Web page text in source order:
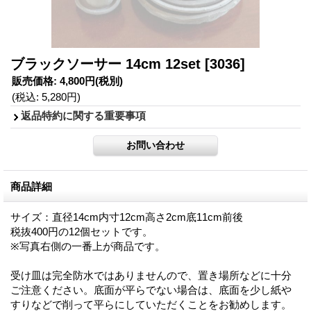
ブラックソーサー 14cm 12set [3036]
販売価格: 4,800円(税別)
(税込: 5,280円)
返品特約に関する重要事項
商品詳細
サイズ：直径14cm内寸12cm高さ2cm底11cm前後
税抜400円の12個セットです。
※写真右側の一番上が商品です。
受け皿は完全防水ではありませんので、置き場所などに十分
ご注意ください。底面が平らでない場合は、底面を少し紙や
すりなどで削って平らにしていただくことをお勧めします。